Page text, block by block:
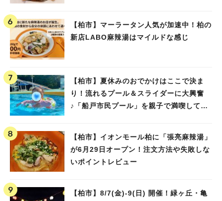
【柏市】マーラータン人気が加速中！柏の
新店LABO麻辣湯はマイルドな感じ
【柏市】夏休みのおでかけはここで決ま
り！流れるプール＆スライダーに大興奮
♪「船戸市民プール」を親子で満喫してき
【柏市】イオンモール柏に「張亮麻辣湯」
が6月29日オープン！注文方法や失敗しな
いポイントレビュー
【柏市】8/7(金)‐9(日) 開催！緑ヶ丘・亀